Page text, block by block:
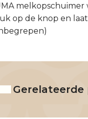
op de knop en